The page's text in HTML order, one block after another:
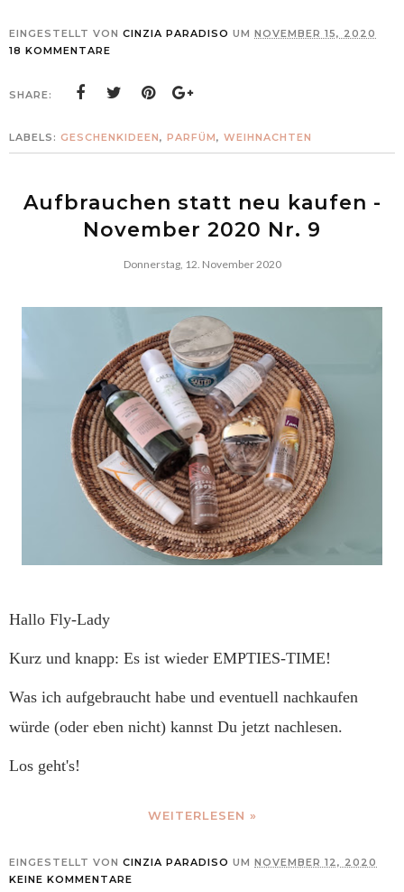
EINGESTELLT VON CINZIA PARADISO UM NOVEMBER 15, 2020
18 KOMMENTARE
SHARE:
LABELS: GESCHENKIDEEN, PARFÜM, WEIHNACHTEN
Aufbrauchen statt neu kaufen -
November 2020 Nr. 9
Donnerstag, 12. November 2020
Hallo Fly-Lady
Kurz und knapp: Es ist wieder EMPTIES-TIME!
Was ich aufgebraucht habe und eventuell nachkaufen
würde (oder eben nicht) kannst Du jetzt nachlesen.
Los geht's!
WEITERLESEN »
EINGESTELLT VON CINZIA PARADISO UM NOVEMBER 12, 2020
KEINE KOMMENTARE